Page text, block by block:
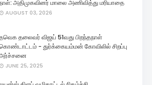
அதிமுகவினர் மாலை அணிவித்து மரியாதை
AUGUST 03, 2026
தலைவர் விஜய் 51வது பிறந்தநாள்
- துர்க்கையம்மன் கோவிலில் சிறப்பு
JUNE 25, 2025